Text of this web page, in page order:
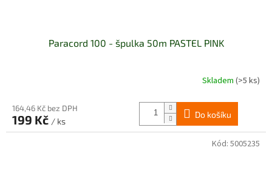
Paracord 100 - špulka 50m PASTEL PINK
Skladem (>5 ks)
164,46 Kč bez DPH
199 Kč / ks
Do košíku
Kód: 5005235